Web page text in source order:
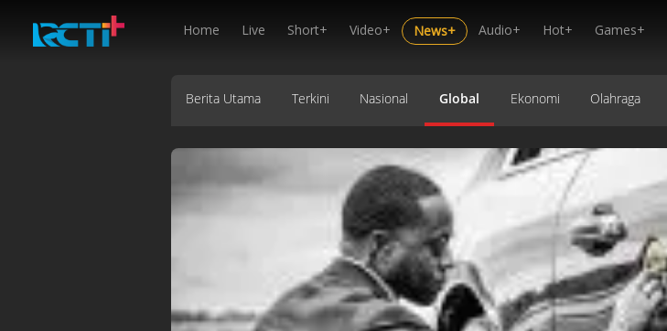
Home Live Short+ Video+ News+ Audio+ Hot+ Games+
Berita Utama Terkini Nasional Global Ekonomi Olahraga